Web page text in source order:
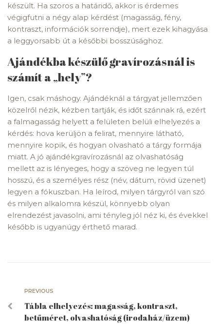
készült. Ha szoros a határidő, akkor is érdemes
végigfutni a négy alap kérdést (magasság, fény,
kontraszt, információk sorrendje), mert ezek kihagyása
a leggyorsabb út a későbbi bosszúsághoz.
Ajándékba készülő gravírozásnál is
számít a „hely”?
Igen, csak máshogy. Ajándéknál a tárgyat jellemzően
közelről nézik, kézben tartják, és időt szánnak rá, ezért
a falmagasság helyett a felületen belüli elhelyezés a
kérdés: hova kerüljön a felirat, mennyire látható,
mennyire kopik, és hogyan olvasható a tárgy formája
miatt. A jó ajándékgravírozásnál az olvashatóság
mellett az is lényeges, hogy a szöveg ne legyen túl
hosszú, és a személyes rész (név, dátum, rövid üzenet)
legyen a fókuszban. Ha leírod, milyen tárgyról van szó
és milyen alkalomra készül, könnyebb olyan
elrendezést javasolni, ami tényleg jól néz ki, és évekkel
később is ugyanúgy érthető marad.
PREVIOUS
Tábla elhelyezés: magasság, kontraszt,
betűméret, olvashatóság (irodaház/üzem)